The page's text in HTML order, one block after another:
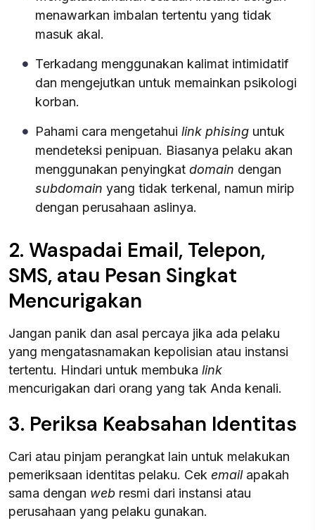
menawarkan imbalan tertentu yang tidak
masuk akal.
Terkadang menggunakan kalimat intimidatif
dan mengejutkan untuk memainkan psikologi
korban.
Pahami cara mengetahui link phising untuk
mendeteksi penipuan. Biasanya pelaku akan
menggunakan penyingkat domain dengan
subdomain yang tidak terkenal, namun mirip
dengan perusahaan aslinya.
2. Waspadai Email, Telepon,
SMS, atau Pesan Singkat
Mencurigakan
Jangan panik dan asal percaya jika ada pelaku
yang mengatasnamakan kepolisian atau instansi
tertentu. Hindari untuk membuka link
mencurigakan dari orang yang tak Anda kenali.
3. Periksa Keabsahan Identitas
Cari atau pinjam perangkat lain untuk melakukan
pemeriksaan identitas pelaku. Cek emailapakah
sama dengan web resmi dari instansi atau
perusahaan yang pelaku gunakan.